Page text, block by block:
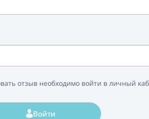
отзыв необходимо войти в личный
Войти